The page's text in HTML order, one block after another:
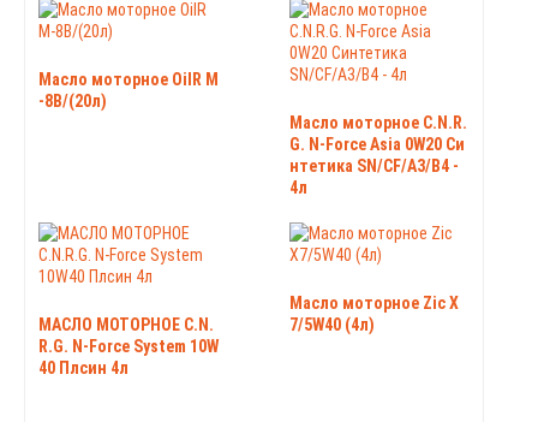
Масло моторное OilR М
-8B/(20л)
Масло моторное C.N.R.
G. N-Force Аsia 0W20 Си
нтетика SN/CF/A3/B4 -
4л
МАСЛО МОТОРНОЕ C.N.
R.G. N-Force System 10W
40 Плсин 4л
Масло моторное Zic X
7/5W40 (4л)